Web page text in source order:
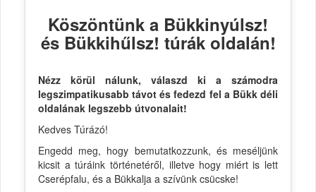
Köszöntünk a Bükkinyúlsz!
és Bükkihűlsz! túrák oldalán!
Nézz körül nálunk, válaszd ki a számodra
legszimpatikusabb távot és fedezd fel a Bükk déli
oldalának legszebb útvonalait!
Kedves Túrázó!
Engedd meg, hogy bemutatkozzunk, és meséljünk
kicsit a túráink történetéről, illetve hogy miért is lett
Cserépfalu, és a Bükkalja a szívünk csücske!